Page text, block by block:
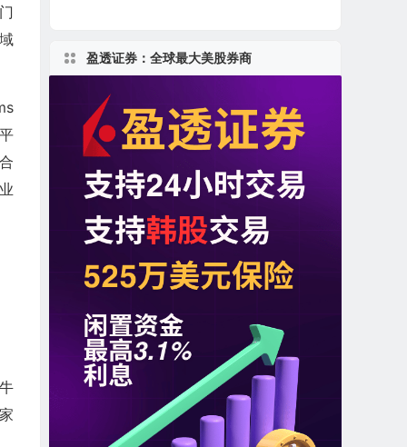
盈透证券：全球最大美股券商